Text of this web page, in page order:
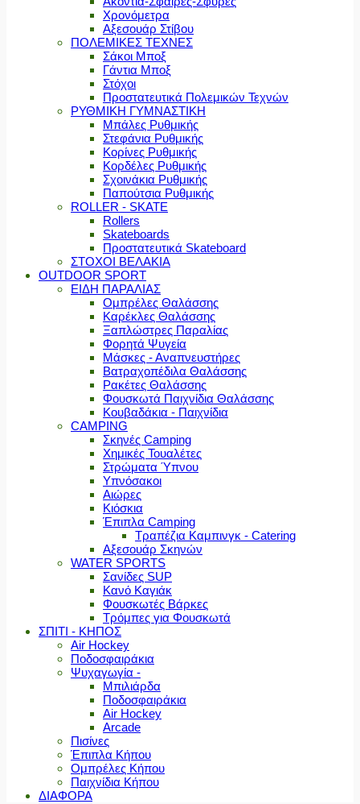
Χρονόμετρα
Αξεσουάρ Στίβου
ΠΟΛΕΜΙΚΕΣ ΤΕΧΝΕΣ
Σάκοι Μποξ
Γάντια Μποξ
Στόχοι
Προστατευτικά Πολεμικών Τεχνών
ΡΥΘΜΙΚΗ ΓΥΜΝΑΣΤΙΚΗ
Μπάλες Ρυθμικής
Στεφάνια Ρυθμικής
Κορίνες Ρυθμικής
Κορδέλες Ρυθμικής
Σχοινάκια Ρυθμικής
Παπούτσια Ρυθμικής
ROLLER - SKATE
Rollers
Skateboards
Προστατευτικά Skateboard
ΣΤΟΧΟΙ ΒΕΛΑΚΙΑ
OUTDOOR SPORT
ΕΙΔΗ ΠΑΡΑΛΙΑΣ
Ομπρέλες Θαλάσσης
Καρέκλες Θαλάσσης
Ξαπλώστρες Παραλίας
Φορητά Ψυγεία
Μάσκες - Αναπνευστήρες
Βατραχοπέδιλα Θαλάσσης
Ρακέτες Θαλάσσης
Φουσκωτά Παιχνίδια Θαλάσσης
Κουβαδάκια - Παιχνίδια
CAMPING
Σκηνές Camping
Χημικές Τουαλέτες
Στρώματα Ύπνου
Υπνόσακοι
Αιώρες
Κιόσκια
Έπιπλα Camping
Τραπέζια Καμπινγκ - Catering
Αξεσουάρ Σκηνών
WATER SPORTS
Σανίδες SUP
Κανό Καγιάκ
Φουσκωτές Βάρκες
Τρόμπες για Φουσκωτά
ΣΠΙΤΙ - ΚΗΠΟΣ
Air Hockey
Ποδοσφαιράκια
Ψυχαγωγία -
Μπιλιάρδα
Ποδοσφαιράκια
Air Hockey
Arcade
Πισίνες
Έπιπλα Κήπου
Ομπρέλες Κήπου
Παιχνίδια Κήπου
ΔΙΑΦΟΡΑ